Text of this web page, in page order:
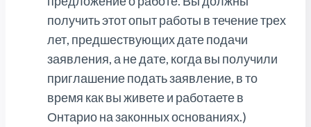
получить этот опыт работы в течение трех
лет, предшествующих дате подачи
заявления, а не дате, когда вы получили
приглашение подать заявление, в то
время как вы живете и работаете в
Онтарио на законных основаниях.)